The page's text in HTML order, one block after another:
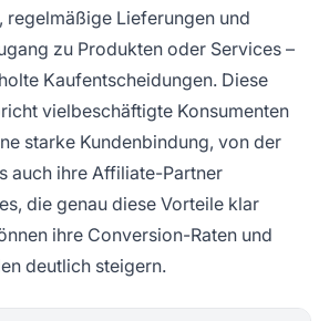
regelmäßige Lieferungen und
zu Produkten oder Services –
Kaufentscheidungen. Diese
vielbeschäftigte Konsumenten
starke Kundenbindung, von der
auch ihre Affiliate-Partner
die genau diese Vorteile klar
ihre Conversion-Raten und
deutlich steigern.